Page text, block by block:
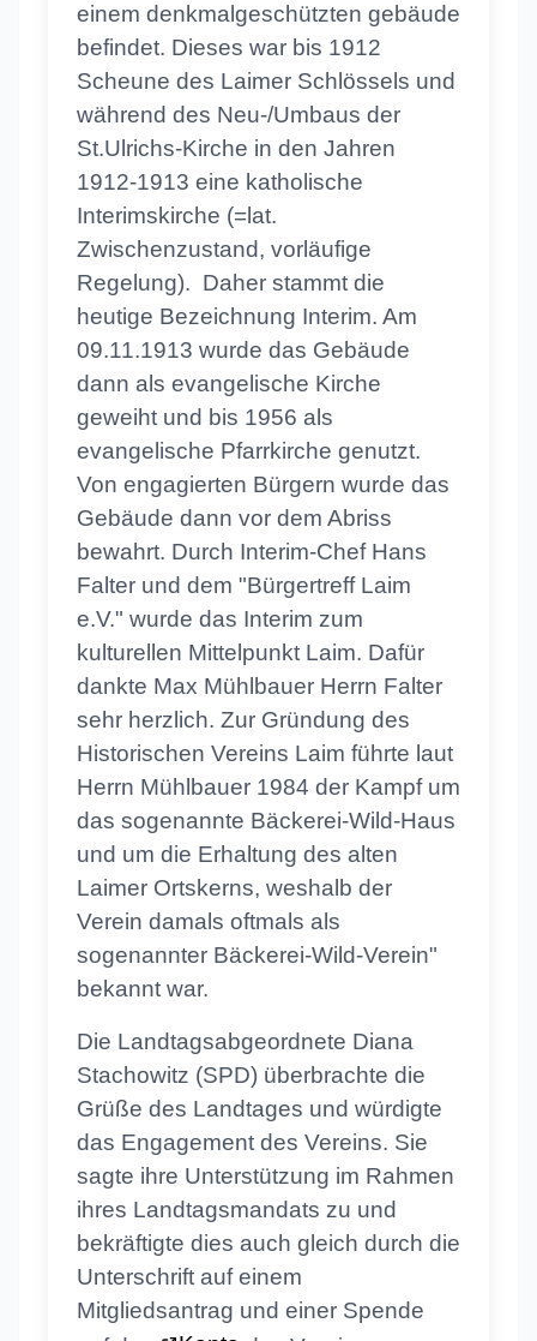
einem denkmalgeschützten gebäude
befindet. Dieses war bis 1912
Scheune des Laimer Schlössels und
während des Neu-/Umbaus der
St.Ulrichs-Kirche in den Jahren
1912-1913 eine katholische
Interimskirche (=lat.
Zwischenzustand, vorläufige
Regelung). Daher stammt die
heutige Bezeichnung Interim. Am
09.11.1913 wurde das Gebäude
dann als evangelische Kirche
geweiht und bis 1956 als
evangelische Pfarrkirche genutzt.
Von engagierten Bürgern wurde das
Gebäude dann vor dem Abriss
bewahrt. Durch Interim-Chef Hans
Falter und dem "Bürgertreff Laim
e.V." wurde das Interim zum
kulturellen Mittelpunkt Laim. Dafür
dankte Max Mühlbauer Herrn Falter
sehr herzlich. Zur Gründung des
Historischen Vereins Laim führte laut
Herrn Mühlbauer 1984 der Kampf um
das sogenannte Bäckerei-Wild-Haus
und um die Erhaltung des alten
Laimer Ortskerns, weshalb der
Verein damals oftmals als
sogenannter Bäckerei-Wild-Verein"
bekannt war.
Die Landtagsabgeordnete Diana
Stachowitz (SPD) überbrachte die
Grüße des Landtages und würdigte
das Engagement des Vereins. Sie
sagte ihre Unterstützung im Rahmen
ihres Landtagsmandats zu und
bekräftigte dies auch gleich durch die
Unterschrift auf einem
Mitgliedsantrag und einer Spende